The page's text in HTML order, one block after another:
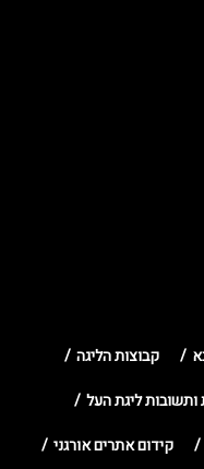
קבוצות הליגה
ליגת העל
קידום אתרים אורגני